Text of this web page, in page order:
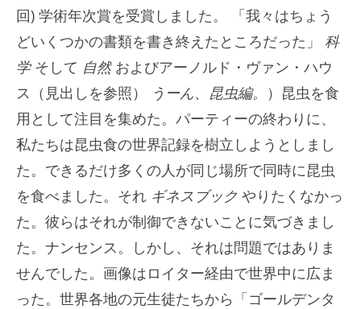
回) 学術年次賞を受賞しました。 「我々はちょう
どいくつかの書類を書き終えたところだった」 科
学そして 自然およびアーノルド・ヴァン・ハウ
ス（見出しを参照）
うーん、昆虫編。
）昆虫を食
用として注目を集めた。パーティーの終わりに、
私たちは昆虫食の世界記録を樹立しようとしまし
た。できるだけ多くの人が同じ場所で同時に昆虫
を食べました。それ ギネスブック やりたくなかっ
た。彼らはそれが制御できないことに気づきまし
た。ナンセンス。しかし、それは問題ではありま
せんでした。画像はロイター経由で世界中に広ま
った。世界各地の元生徒たちから「ゴールデンタ